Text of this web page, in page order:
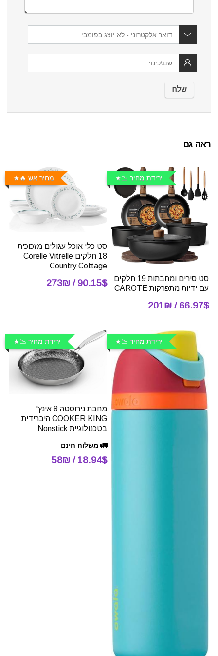
ראה גם
ירידת מחיר 📉
סט סירים ומחבתות 19 חלקים
עם ידיות מתפרקות CAROTE
66.97$ / 201₪
מחיר אש 🔥
סט כלי אוכל עגולים מזכוכית
18 חלקים Corelle Vitrelle
Country Cottage
90.15$ / 273₪
ירידת מחיר 📉 ירידת מחיר 📉
מחבת נירוסטה 8 אינץ'
COOKER KING היברידית
בטכנולוגיית Nonstick
🚛 משלוח חינם
18.94$ / 58₪